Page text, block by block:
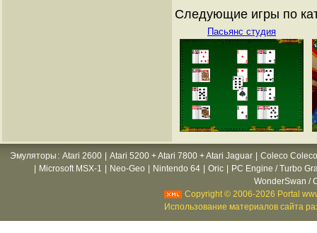
Следующие игры по
Пасьянс студия
Эмуляторы : Atari 2600 Atari 5200 + Atari 7800 + Atari Jaguar
Coleco
Microsoft MSX-1 Neo-Geo Nintendo 64 Oric
PC Engine / Turbo
WonderSwan /
Copyright © 2006-2026 Portal
Использование материалов сайта